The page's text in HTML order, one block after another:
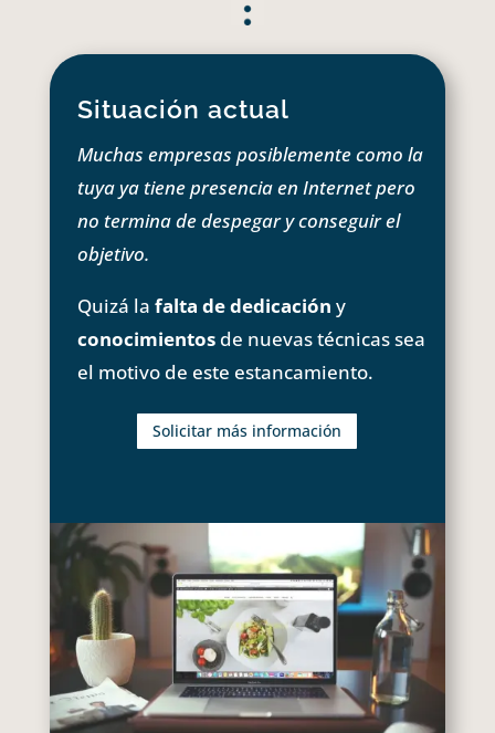
Situación actual
Muchas empresas posiblemente como la
tuya ya tiene presencia en Internet pero
no termina de despegar y conseguir el
objetivo.
Quizá la falta de dedicación y
conocimientosde nuevas técnicas sea
el motivo de este estancamiento.
Solicitar más información